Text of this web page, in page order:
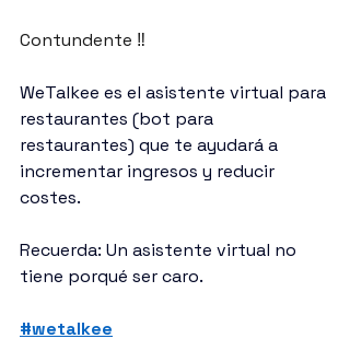
Contundente ‼️
WeTalkee es el asistente virtual para
restaurantes (bot para
restaurantes) que te ayudará a
incrementar ingresos y reducir
costes.
Recuerda: Un asistente virtual no
tiene porqué ser caro.
#wetalkee